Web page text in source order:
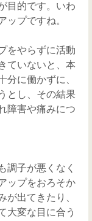
目的です。いわ
ップですね。
をやらずに活動
ていないと、本
分に働かずに、
とし、その結果
障害や痛みにつ
調子が悪くなく
ップをおろそか
が出てきたり、
大変な目に合う